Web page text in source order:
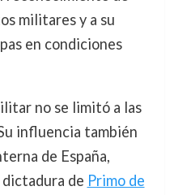
militares y a su
en condiciones
no se limitó a las
influencia también
de España,
de Primo de